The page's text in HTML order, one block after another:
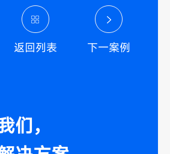
返回列表 下一案例
们，